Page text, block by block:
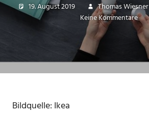
19. August 2019 Thomas Wiesner
Keine Kommentare
Bildquelle: Ikea